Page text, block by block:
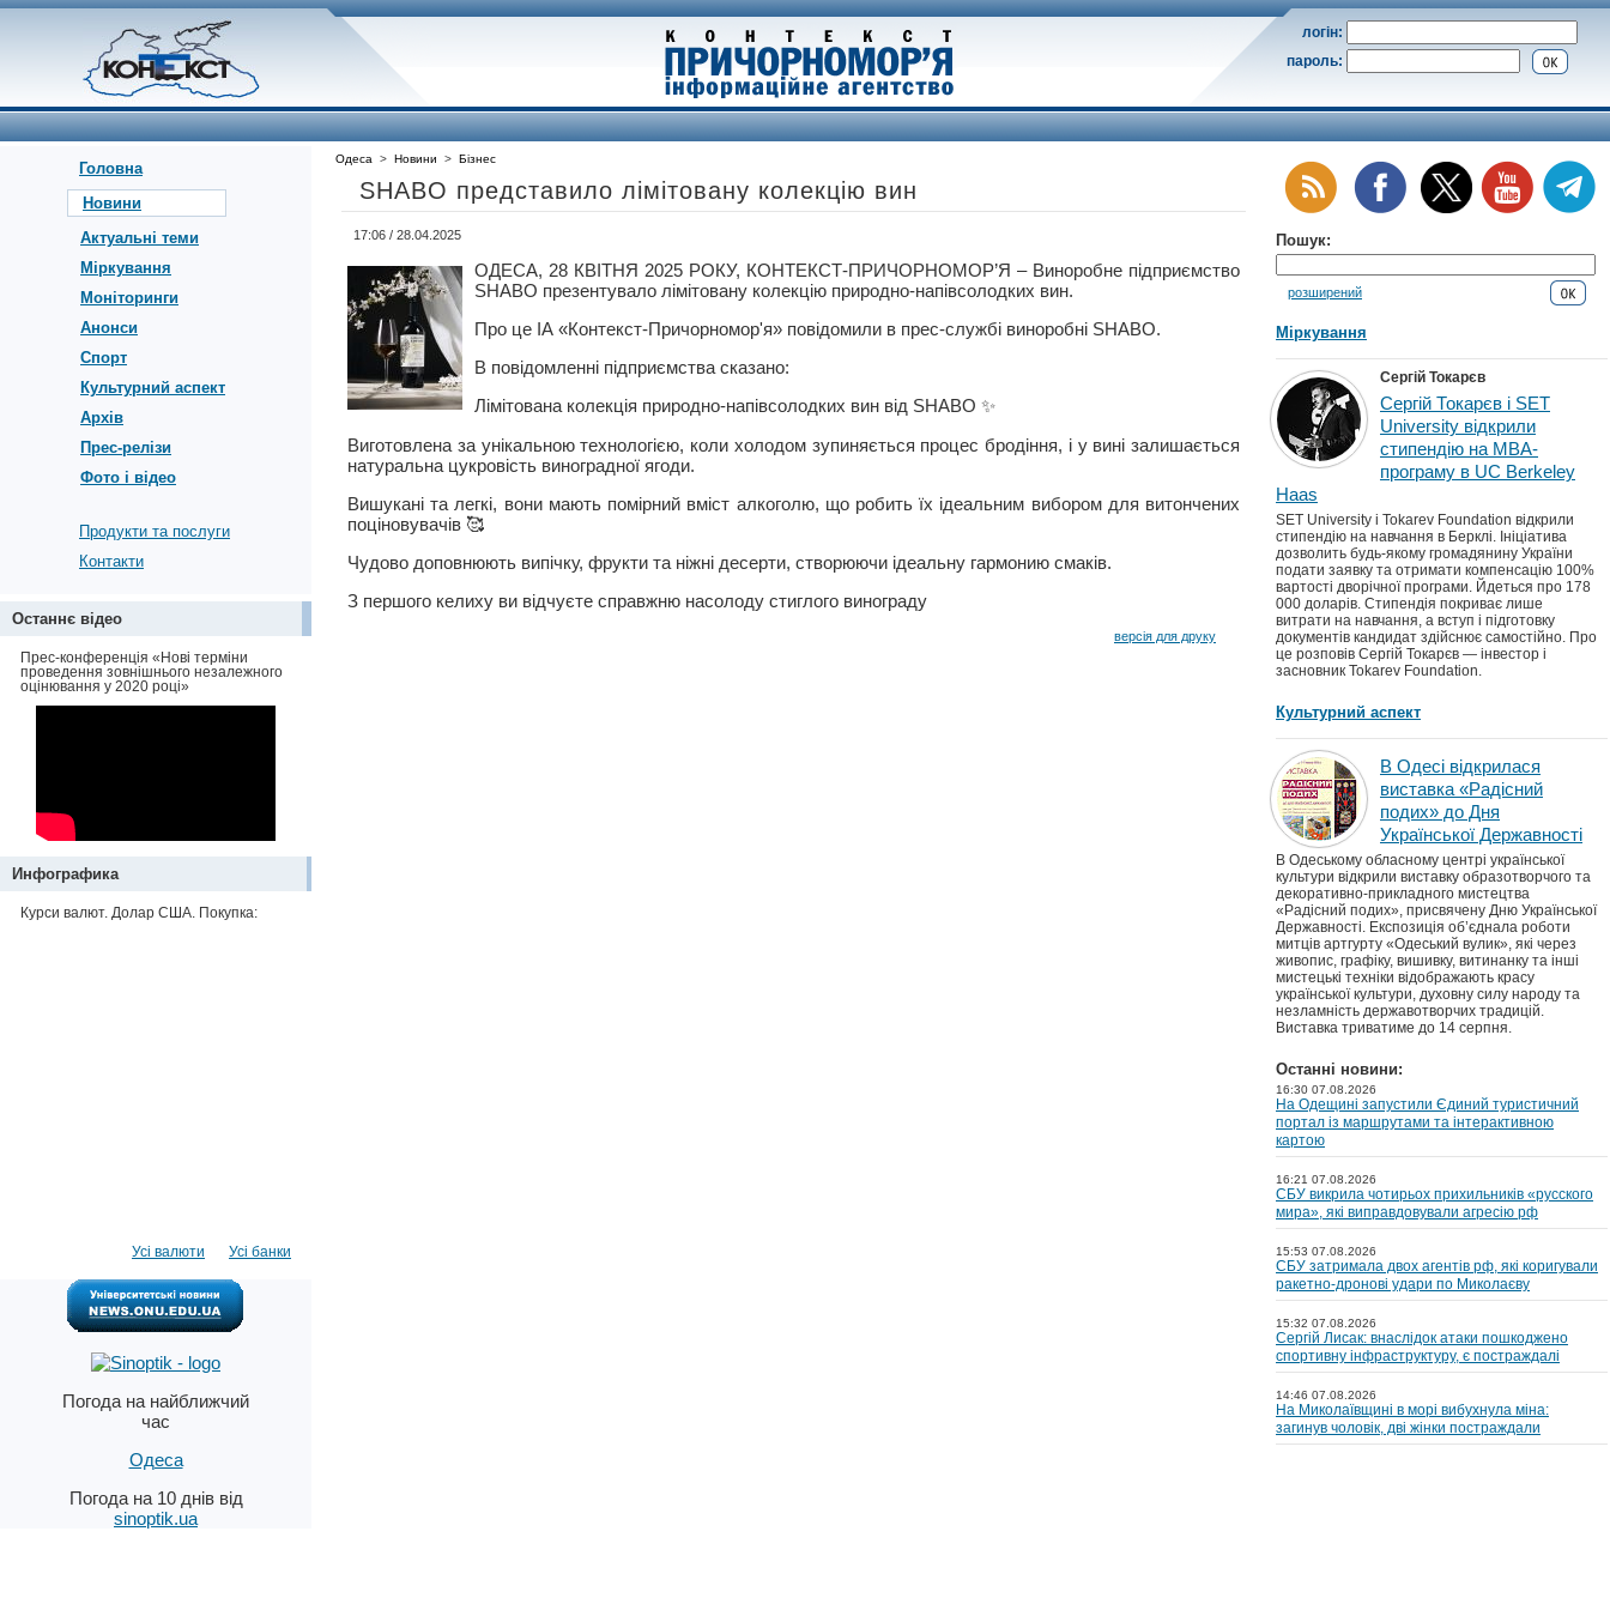
логін:
пароль:
Головна
Новини
Актуальні теми
Міркування
Моніторинги
Анонси
Спорт
Культурний аспект
Архів
Прес-релізи
Фото і відео
Продукти та послуги
Контакти
Останнє відео
Прес-конференція «Нові терміни
проведення зовнішнього незалежного
оцінювання у 2020 році»
Инфографика
Курси валют. Долар США. Покупка:
Усі банки
Усі валюти
Погода на найближчий
час
Одеса
Погода на 10 днів від
sinoptik.ua
Одеса > Новини > Бізнес
SHABO представило лімітовану колекцію вин
17:06 / 28.04.2025
ОДЕСА, 28 КВІТНЯ 2025 РОКУ, КОНТЕКСТ-ПРИЧОРНОМОР’Я – Виноробне підприємство
SHABO презентувало лімітовану колекцію природно-напівсолодких вин.
Про це ІА «Контекст-Причорномор'я» повідомили в прес-службі виноробні SHABO.
В повідомленні підприємства сказано:
Лімітована колекція природно-напівсолодких вин від SHABO ✨
Виготовлена за унікальною технологією, коли холодом зупиняється процес бродіння, і у вині залишається
натуральна цукровість виноградної ягоди.
Вишукані та легкі, вони мають помірний вміст алкоголю, що робить їх ідеальним вибором для витончених
поціновувачів 🥰
Чудово доповнюють випічку, фрукти та ніжні десерти, створюючи ідеальну гармонию смаків.
З першого келиху ви відчуєте справжню насолоду стиглого винограду
версія для друку
Пошук:
розширений
Міркування
Сергій Токарєв
Сергій Токарєв і SET
University відкрили
стипендію на MBA-
програму в UC Berkeley
Haas
SET University і Tokarev Foundation відкрили
стипендію на навчання в Берклі. Ініціатива
дозволить будь-якому громадянину України
подати заявку та отримати компенсацію 100%
вартості дворічної програми. Йдеться про 178
000 доларів. Стипендія покриває лише
витрати на навчання, а вступ і підготовку
документів кандидат здійснює самостійно. Про
це розповів Сергій Токарєв — інвестор і
засновник Tokarev Foundation.
Культурний аспект
В Одесі відкрилася
виставка «Радісний
подих» до Дня
Української Державності
В Одеському обласному центрі української
культури відкрили виставку образотворчого та
декоративно-прикладного мистецтва
«Радісний подих», присвячену Дню Української
Державності. Експозиція об’єднала роботи
митців артгурту «Одеський вулик», які через
живопис, графіку, вишивку, витинанку та інші
мистецькі техніки відображають красу
української культури, духовну силу народу та
незламність державотворчих традицій.
Виставка триватиме до 14 серпня.
Останні новини:
16:30 07.08.2026
На Одещині запустили Єдиний туристичний
портал із маршрутами та інтерактивною
картою
16:21 07.08.2026
СБУ викрила чотирьох прихильників «русского
мира», які виправдовували агресію рф
15:53 07.08.2026
СБУ затримала двох агентів рф, які коригували
ракетно-дронові удари по Миколаєву
15:32 07.08.2026
Сергій Лисак: внаслідок атаки пошкоджено
спортивну інфраструктуру, є постраждалі
14:46 07.08.2026
На Миколаївщині в морі вибухнула міна:
загинув чоловік, дві жінки постраждали